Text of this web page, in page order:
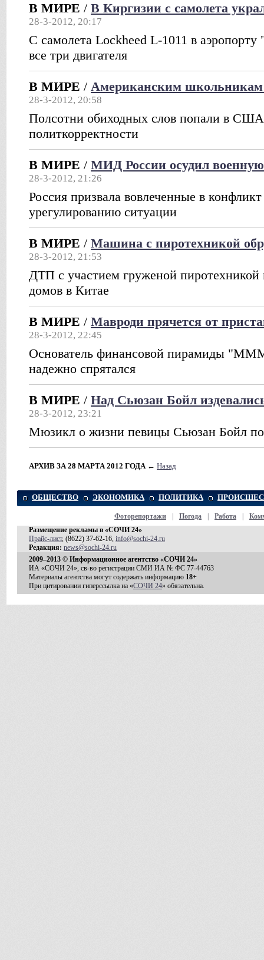
В МИРЕ / В Киргизии с самолета
28-3-2012, 20:17
С самолета Lockheed L-1011 в
все три двигателя
В МИРЕ / Американским школьникам
28-3-2012, 20:58
Полсотни обиходных слов попали в США
политкорректности
В МИРЕ / МИД России осудил
28-3-2012, 21:26
Россия призвала вовлеченные в
урегулированию ситуации
В МИРЕ / Машина с пиротехникой
28-3-2012, 21:53
ДТП с участием груженой
домов в Китае
В МИРЕ / Мавроди прячется от
28-3-2012, 22:45
Основатель финансовой пирамиды
надежно спрятался
В МИРЕ / Над Сьюзан Бойл
28-3-2012, 23:21
Мюзикл о жизни певицы Сьюзан Бойл
АРХИВ ЗА 28 МАРТА 2012 ГОДА ← Назад
ОБЩЕСТВО ЭКОНОМИКА ПОЛИТИКА
Фоторепортажи Погода Работа
Размещение рекламы в «СОЧИ 24»
Прайс-лист, (8622) 37-62-16, info@sochi-24.ru
Редакция: news@sochi-24.ru
2009–2013 © Информационное агентство «СОЧИ 24»
ИА «СОЧИ 24», св-во регистрации СМИ ИА № ФС 77-44763
Материалы агентства могут содержать информацию 18+
При цитировании гиперссылка на «СОЧИ 24» обязательна.